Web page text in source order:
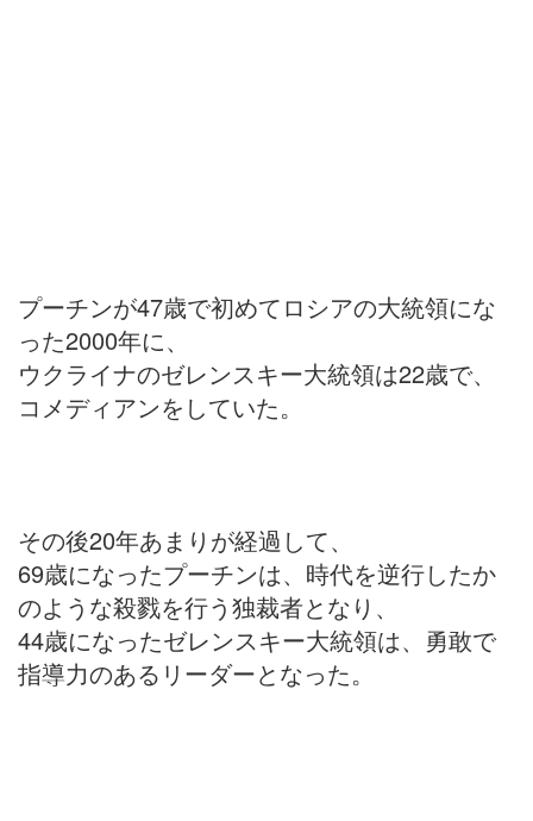
プーチンが47歳で初めてロシアの大統領にな
った2000年に、
ウクライナのゼレンスキー大統領は22歳で、
コメディアンをしていた。
その後20年あまりが経過して、
69歳になったプーチンは、時代を逆行したか
のような殺戮を行う独裁者となり、
44歳になったゼレンスキー大統領は、勇敢で
指導力のあるリーダーとなった。